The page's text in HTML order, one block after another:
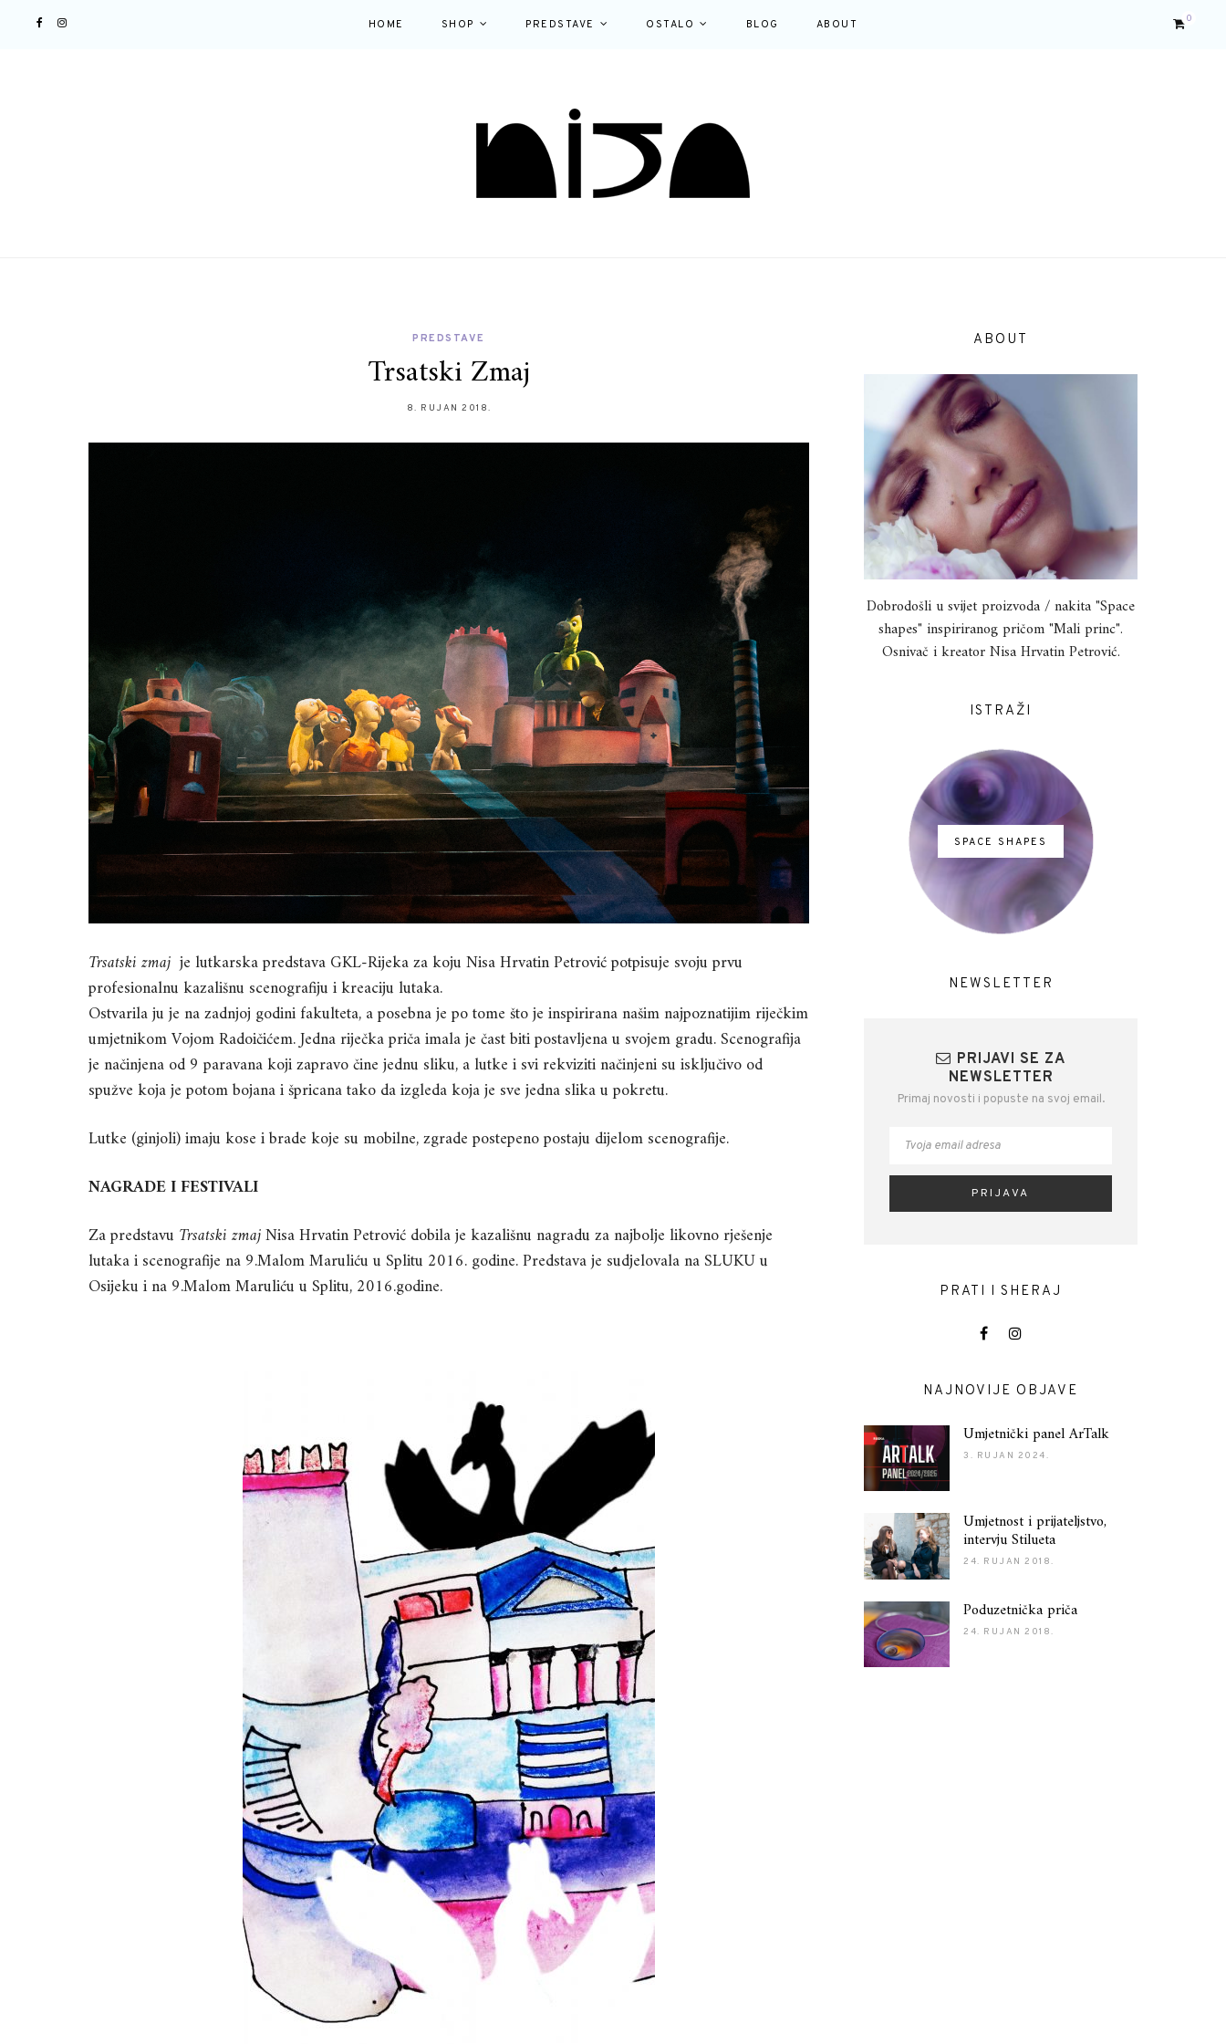
HOME SHOP PREDSTAVE OSTALO BLOG ABOUT 0
PREDSTAVE
Trsatski Zmaj
8. RUJAN 2018.
Trsatski zmaj je lutkarska predstava GKL-Rijeka za koju Nisa Hrvatin Petrović potpisuje svoju prvu
profesionalnu kazališnu scenografiju i kreaciju lutaka.
Ostvarila ju je na zadnjoj godini fakulteta, a posebna je po tome što je inspirirana našim najpoznatijim riječkim
umjetnikom Vojom Radoičićem. Jedna riječka priča imala je čast biti postavljena u svojem gradu. Scenografija
je načinjena od 9 paravana koji zapravo čine jednu sliku, a lutke i svi rekviziti načinjeni su isključivo od
spužve koja je potom bojana i špricana tako da izgleda koja je sve jedna slika u pokretu.
Lutke (ginjoli) imaju kose i brade koje su mobilne, zgrade postepeno postaju dijelom scenografije.
NAGRADE I FESTIVALI
Za predstavu Trsatski zmajNisa Hrvatin Petrović dobila je kazališnu nagradu za najbolje likovno rješenje
lutaka i scenografije na 9.Malom Maruliću u Splitu 2016. godine. Predstava je sudjelovala na SLUKU u
Osijeku i na 9.Malom Maruliću u Splitu, 2016.godine.
ABOUT
Dobrodošli u svijet proizvoda / nakita "Space
shapes" inspiriranog pričom "Mali princ".
Osnivač i kreator Nisa Hrvatin Petrović.
ISTRAŽI
SPACE SHAPES
NEWSLETTER
PRIJAVI SE ZA
NEWSLETTER
Primaj novosti i popuste na svoj email.
PRATI I SHERAJ
NAJNOVIJE OBJAVE
Umjetnički panel ArTalk
3. RUJAN 2024.
Umjetnost i prijateljstvo,
intervju Stilueta
24. RUJAN 2018.
Poduzetnička priča
24. RUJAN 2018.